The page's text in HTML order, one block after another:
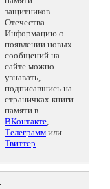
защитников
Отечества.
Информацию о
появлении новых
сообщений на
сайте можно
узнавать,
подписавшись на
страничках книги
памяти в
ВКонтакте,
Телеграмм или
Твиттер.